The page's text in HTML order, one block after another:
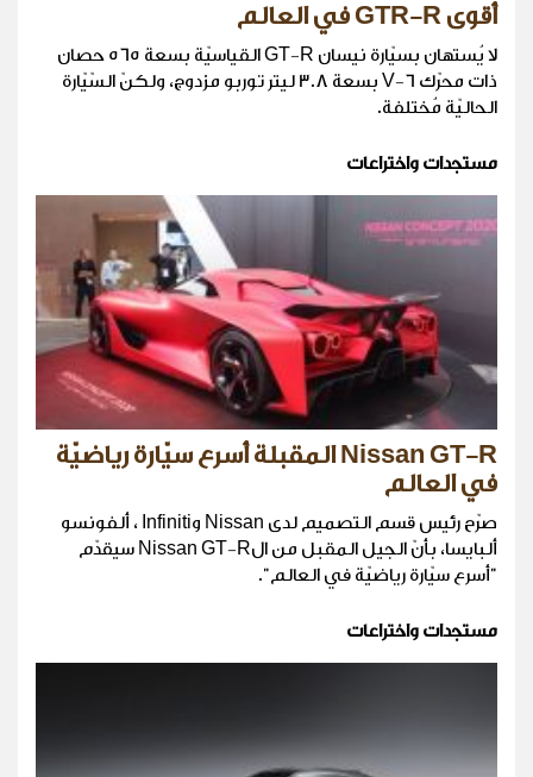
أقوى GTR-R في العالم
لا يُستهان بسيّارة نيسان GT-R القياسيّة بسعة 565 حصان
ذات محرّك V-6 بسعة 3.8 ليتر توربو مزدوج، ولكنّ السّيّارة
الحاليّة مُختلفة.
مستجدات واختراعات
Nissan GT-R المقبلة أسرع سيّارة رياضيّة
في العالم
صرّح رئيس قسم التصميم لدى Nissan وInfiniti ، ألفونسو
ألبايسا، بأنّ الجيل المقبل من الNissan GT-R سيقدّم
"أسرع سيّارة رياضيّة في العالم".
مستجدات واختراعات